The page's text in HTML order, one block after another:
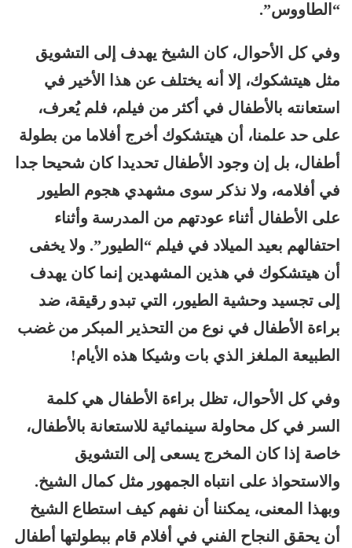
“الطاووس”.
وفي كل الأحوال، كان الشيخ يهدف إلى التشويق
مثل هيتشكوك، إلا أنه يختلف عن هذا الأخير في
استعانته بالأطفال في أكثر من فيلم، فلم يُعرف،
على حد علمنا، أن هيتشكوك أخرج أفلاما من بطولة
أطفال، بل إن وجود الأطفال تحديدا كان شحيحا جدا
في أفلامه، ولا نذكر سوى مشهدي هجوم الطيور
على الأطفال أثناء عودتهم من المدرسة وأثناء
احتفالهم بعيد الميلاد في فيلم “الطيور”. ولا يخفى
أن هيتشكوك في هذين المشهدين إنما كان يهدف
إلى تجسيد وحشية الطيور، التي تبدو رقيقة، ضد
براءة الأطفال في نوع من التحذير المبكر من غضب
الطبيعة الملغز الذي بات وشيكا هذه الأيام!
وفي كل الأحوال، تظل براءة الأطفال هي كلمة
السر في كل محاولة سينمائية للاستعانة بالأطفال،
خاصة إذا كان المخرج يسعى إلى التشويق
والاستحواذ على انتباه الجمهور مثل كمال الشيخ.
وبهذا المعنى، يمكننا أن نفهم كيف استطاع الشيخ
أن يحقق النجاح الفني في أفلام قام ببطولتها أطفال